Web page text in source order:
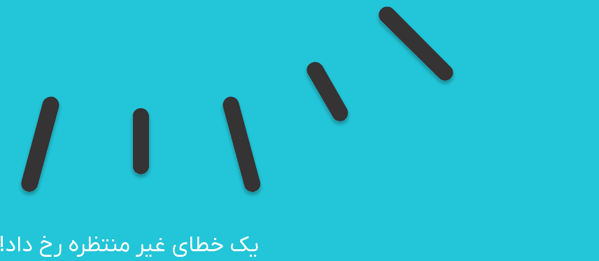
یک خطای غیر منتظره رخ داد!